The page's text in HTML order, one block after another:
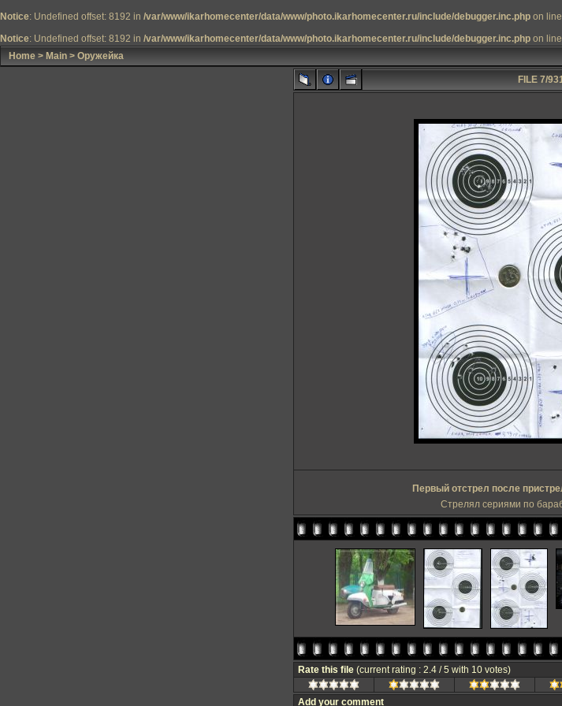
Notice: Undefined offset: 8192 in /var/www/ikarhomecenter/data/www/photo.ikarhomecenter.ru/include/debugger.inc.php on line
Notice: Undefined offset: 8192 in /var/www/ikarhomecenter/data/www/photo.ikarhomecenter.ru/include/debugger.inc.php on line
Home > Main > Оружейка
FILE 7/
Первый отстрел после
Стрелял сериями по
Rate this file (current rating : 2.4 / 5 with 10 votes)
Add your comment